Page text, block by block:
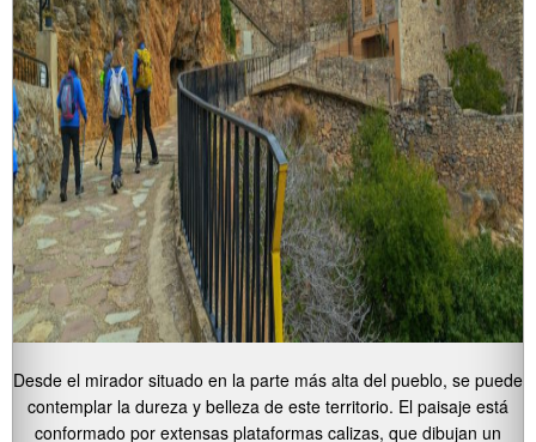
Desde el mirador situado en la parte más alta del pueblo, se puede
contemplar la dureza y belleza de este territorio. El paisaje está
conformado por extensas plataformas calizas, que dibujan un